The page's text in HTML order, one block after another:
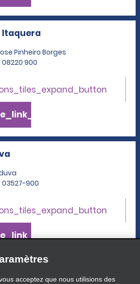
Itaquera
Pinheiro Borges
08220 900
03527-900
Airport
acceptez que nous utilisions des